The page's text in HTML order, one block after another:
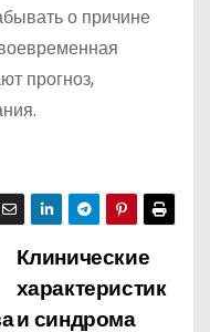
о причине
прогноз,
Клинические
характеристик
и синдрома